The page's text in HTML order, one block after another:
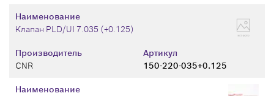
Производитель
CNR
Артикул
150-220-035+0.125
Наименование
Клапан PLD/UI 7.035 (+0.125)
Наименование